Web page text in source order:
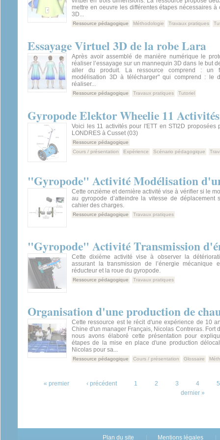
mettre en oeuvre les différentes étapes nécessaires à
3D...
Ressource pédagogique Méthodologie Travaux pratiques
Essayage Virtuel 3D de la robe Lara
Après avoir assemblé de manière numérique le
réaliser l’essayage sur un mannequin 3D dans le but
aller du produit. La ressource comprend : un
modélisation 3D à télécharger" qui comprend : le
réaliser...
Ressource pédagogique Travaux pratiques Tutoriel
Gyropode Elektor Wheelie 11
Voici les 11 activités pour l'ETT en STI2D proposées
LONDRES à Cusset (03)
Ressource pédagogique
Cours / présentation
Expérience Scénario pédagogique
"Gyropode" Activité Modélisation
Cette onzième et dernière activité vise à vérifier si le
au gyropode d’atteindre la vitesse de déplacement
cahier des charges.
Ressource pédagogique Travaux pratiques
"Gyropode" Activité Transmission
Cette dixième activité vise à observer la
assurant la transmission de l’énergie mécanique
réducteur et la roue du gyropode.
Ressource pédagogique Travaux pratiques
Organisation d'une production de
Cette ressource est le récit d'une expérience de 10
Chine d'un manager Français, Nicolas Contreras. Fort
nous avons élaboré cette présentation pour
étapes de la mise en place d'une production
Nicolas pour sa...
Ressource pédagogique Cours / présentation Glossaire
« premier ‹ précédent 1 2 3 4
5
dernier »
Plan du site Mentions légales